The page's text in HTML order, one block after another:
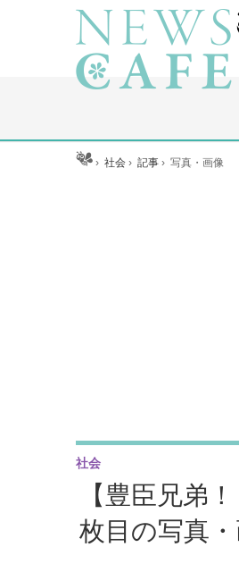
ホーム ›社会 ›記事 ›写真・画像
【豊臣兄弟
枚目の写真
社会